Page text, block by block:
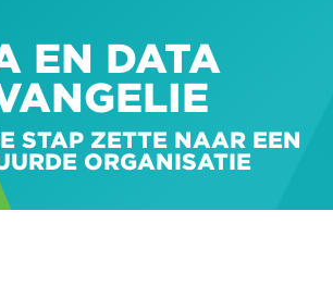
EN DATA
STAP ZETTE NAAR EEN
ORGANISATIE